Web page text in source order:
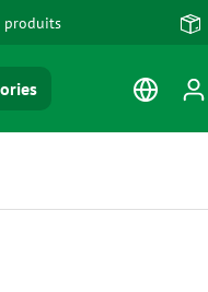
produits